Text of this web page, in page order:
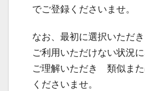
でご登録くださいませ。
なお、最初に選択いただ
ご利用いただけない状況に
ご理解いただき 類似ま
くださいませ。